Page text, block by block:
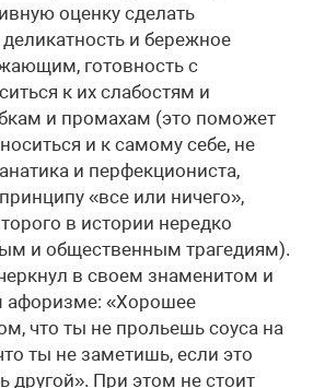
оценку сделать
и бережное
готовность с
к их слабостям и
и промахам (это поможет
и к самому себе, не
и перфекциониста,
«все или ничего»,
в истории нередко
и общественным трагедиям).
в своем знаменитом и
афоризме: «Хорошее
что ты не прольешь соуса на
ты не заметишь, если это
другой». При этом не стоит